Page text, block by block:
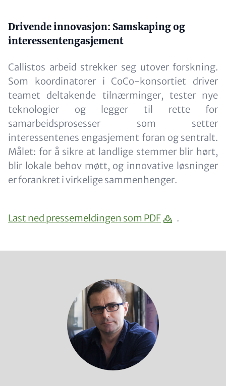
Content
Drivende innovasjon: Samskaping og
interessentengasjement
Callistos arbeid strekker seg utover forskning.
Som koordinatorer i CoCo-konsortiet driver
teamet deltakende tilnærminger, tester nye
teknologier og legger til rette for
samarbeidsprosesser som setter
interessentenes engasjement foran og sentralt.
Målet: for å sikre at landlige stemmer blir hørt,
blir lokale behov møtt, og innovative løsninger
er forankret i virkelige sammenhenger.
Content
Last ned pressemeldingen som PDF .